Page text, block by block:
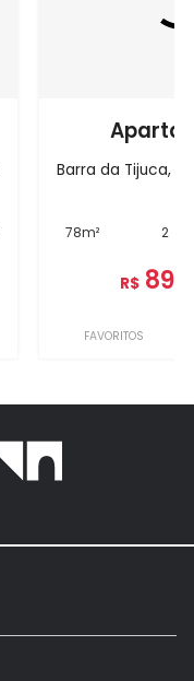
Barra da Tijuca,
78m² 2
R$
FAVORITOS